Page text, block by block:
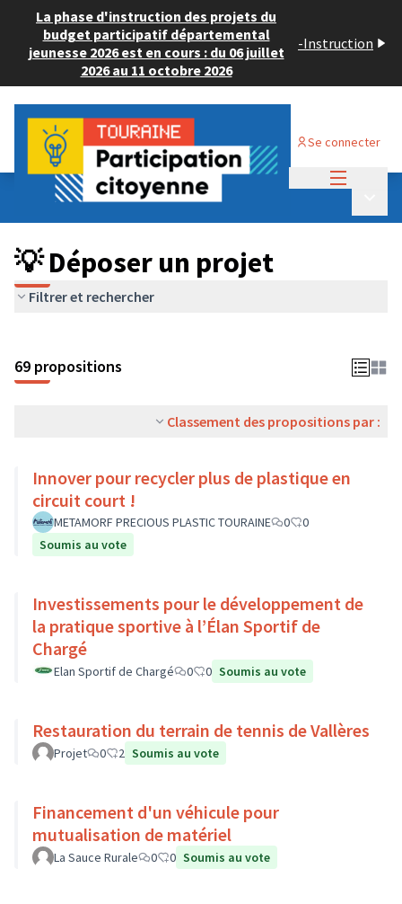
La phase d'instruction des projets du
budget participatif départemental
jeunesse 2026 est en cours : du 06 juillet
2026 au 11 octobre 2026
-Instruction
Se connecter
Budget Participatif ADULTE 2024
💡 Déposer un projet
💡 Déposer un projet
Filtrer et rechercher
69 propositions
Classement des propositions par :
Innover pour recycler plus de plastique en
circuit court !
METAMORF PRECIOUS PLASTIC TOURAINE 0
0
Soumis au vote
Investissements pour le développement de
la pratique sportive à l’Élan Sportif de
Chargé
Elan Sportif de Chargé 0 0 Soumis au vote
Restauration du terrain de tennis de Vallères
Projet 0 2 Soumis au vote
Financement d'un véhicule pour
mutualisation de matériel
La Sauce Rurale 0 0 Soumis au vote